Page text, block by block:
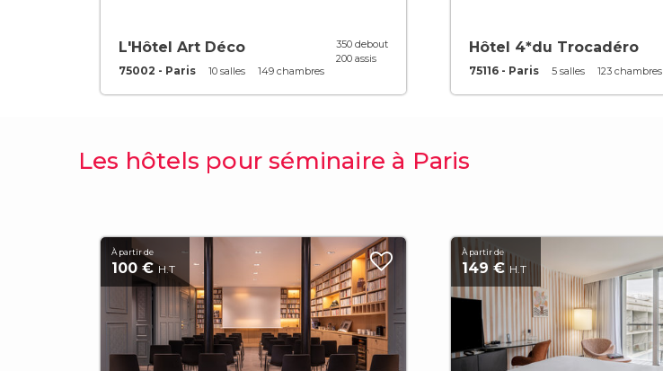
L'Hôtel Art Déco
75002 - Paris 10 salles 149 chambres
350 debout
200 assis
Hôtel 4*du Trocadéro
75116 - Paris 5 salles 123 chambres
Les hôtels pour séminaire à Paris
À partir de
100 €H.T
À partir de
149 € H.T